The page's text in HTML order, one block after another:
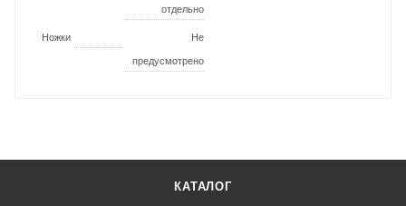
отдельно
Ножки Не
предусмотрено
КАТАЛОГ